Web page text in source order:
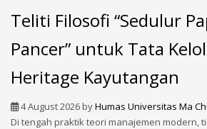
Teliti Filosofi “Sedulur
Pancer” untuk Tata
Heritage Kayutangan
4 August 2026byHumas Universitas Ma
Di tengah praktik teori manajemen modern,